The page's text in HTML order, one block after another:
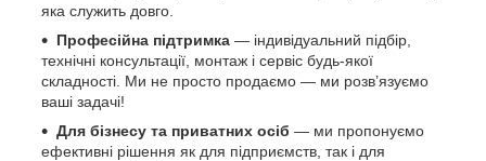
яка служить довго.
Професійна підтримка — індивідуальний підбір,
технічні консультації, монтаж і сервіс будь-якої
складності. Ми не просто продаємо — ми розв’язуємо
ваші задачі!
Для бізнесу та приватних осіб — ми пропонуємо
ефективні рішення як для підприємств, так і для